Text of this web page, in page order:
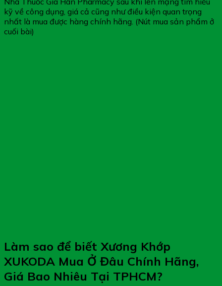
kỹ về công dụng, giá cả cũng như điều kiện quan trọng
nhất là mua được hàng chính hãng. (Nút mua sản phẩm ở
cuối bài)
Làm sao để biết Xương Khớp
XUKODA Mua Ở Đâu Chính Hãng,
Giá Bao Nhiêu Tại TPHCM?